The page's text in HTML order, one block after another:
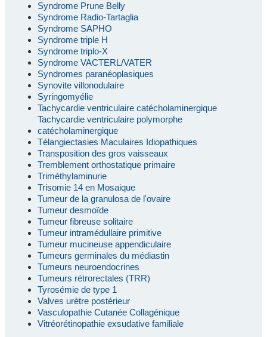
Syndrome Prune Belly
Syndrome Radio-Tartaglia
Syndrome SAPHO
Syndrome triple H
Syndrome triplo-X
Syndrome VACTERL/VATER
Syndromes paranéoplasiques
Synovite villonodulaire
Syringomyélie
Tachycardie ventriculaire catécholaminergique
Tachycardie ventriculaire polymorphe
catécholaminergique
Télangiectasies Maculaires Idiopathiques
Transposition des gros vaisseaux
Tremblement orthostatique primaire
Triméthylaminurie
Trisomie 14 en Mosaique
Tumeur de la granulosa de l'ovaire
Tumeur desmoïde
Tumeur fibreuse solitaire
Tumeur intramédullaire primitive
Tumeur mucineuse appendiculaire
Tumeurs germinales du médiastin
Tumeurs neuroendocrines
Tumeurs rétrorectales (TRR)
Tyrosémie de type 1
Valves urètre postérieur
Vasculopathie Cutanée Collagénique
Vitréorétinopathie exsudative familiale